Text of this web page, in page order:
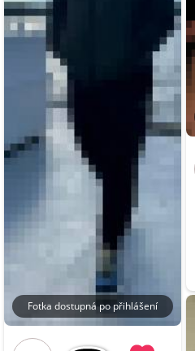
Fotka dostupná po přihlášení